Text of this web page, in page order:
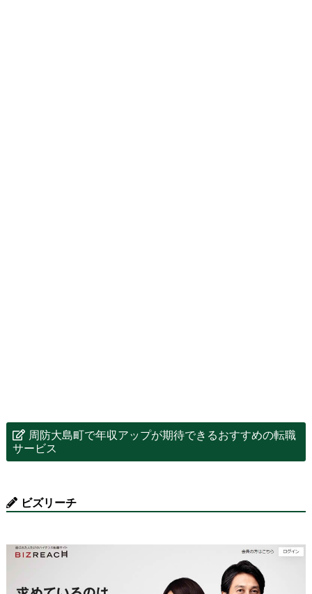
周防大島町で年収アップが期待できるおすすめの転職
サービス
ビズリーチ